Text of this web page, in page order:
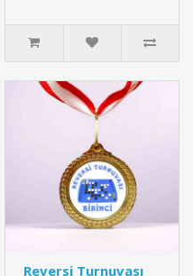
Reversi Turnuvası